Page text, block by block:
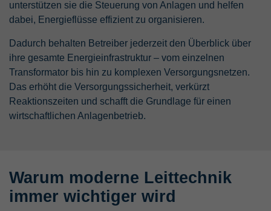
unterstützen sie die Steuerung von Anlagen und helfen
dabei, Energieflüsse effizient zu organisieren.
Dadurch behalten Betreiber jederzeit den Überblick über
ihre gesamte Energieinfrastruktur – vom einzelnen
Transformator bis hin zu komplexen Versorgungsnetzen.
Das erhöht die Versorgungssicherheit, verkürzt
Reaktionszeiten und schafft die Grundlage für einen
wirtschaftlichen Anlagenbetrieb.
Warum moderne Leittechnik
immer wichtiger wird
Zweck
Backend-Login-Providers (nur für
Administratoren relevant).
Name LinkedIn Insight Tag
Laufzeit 6 Monate
Zweck
Analyse des Nutzerverhaltens und
verhaltensbezogene Werbung auf
LinkedIn
Zweck
Dieser Cookie wird von eingebetteten
YouTube-Videos gesetzt. Es registriert
anonyme statistische Daten, z.B. wie oft
das Video angezeigt wird und welche
Einstellungen für die Wiedergabe
verwendet werden.
Laufzeit 1 Tag